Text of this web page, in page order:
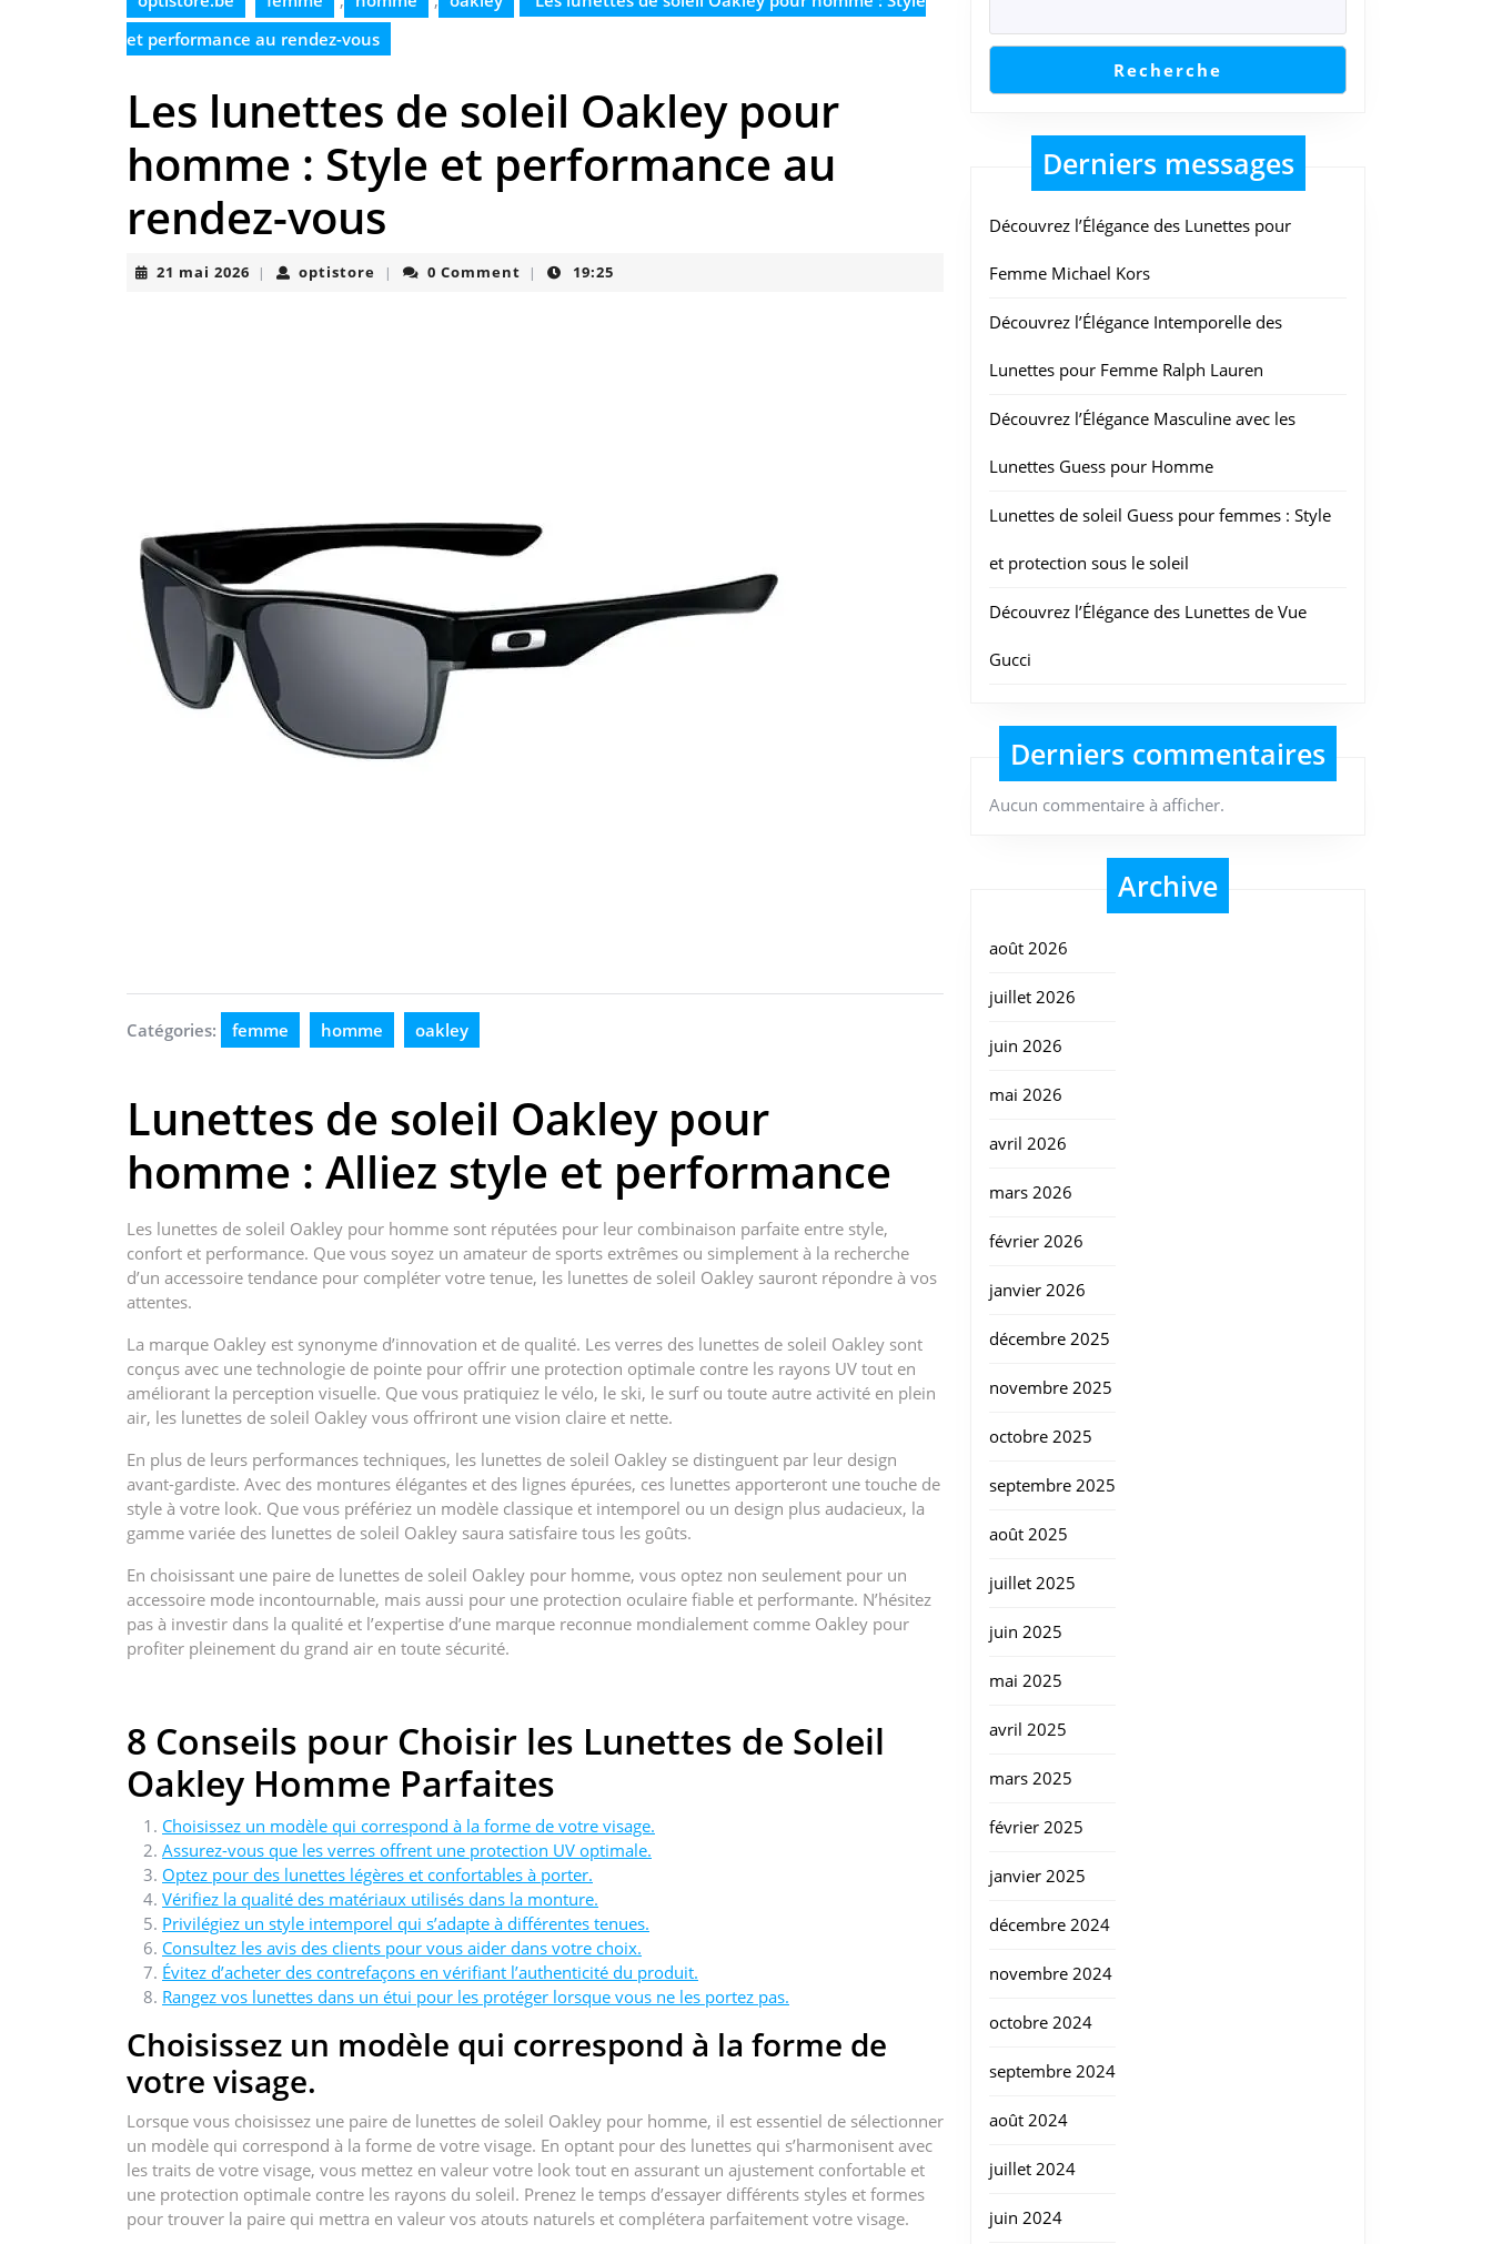
et performance au rendez-vous
Les lunettes de soleil Oakley pour
homme : Style et performance au
rendez-vous
21 mai 2026 21| optistore optistore
| 0 Comment | 19:25
Catégories: femme homme oakley
Lunettes de soleil Oakley pour
homme : Alliez style et performance
Les lunettes de soleil Oakley pour homme sont réputées pour leur combinaison parfaite entre style,
confort et performance. Que vous soyez un amateur de sports extrêmes ou simplement à la recherche
d’un accessoire tendance pour compléter votre tenue, les lunettes de soleil Oakley sauront répondre à vos
attentes.
La marque Oakley est synonyme d’innovation et de qualité. Les verres des lunettes de soleil Oakley sont
conçus avec une technologie de pointe pour offrir une protection optimale contre les rayons UV tout en
améliorant la perception visuelle. Que vous pratiquiez le vélo, le ski, le surf ou toute autre activité en plein
air, les lunettes de soleil Oakley vous offriront une vision claire et nette.
En plus de leurs performances techniques, les lunettes de soleil Oakley se distinguent par leur design
avant-gardiste. Avec des montures élégantes et des lignes épurées, ces lunettes apporteront une touche de
style à votre look. Que vous préfériez un modèle classique et intemporel ou un design plus audacieux, la
gamme variée des lunettes de soleil Oakley saura satisfaire tous les goûts.
En choisissant une paire de lunettes de soleil Oakley pour homme, vous optez non seulement pour un
accessoire mode incontournable, mais aussi pour une protection oculaire fiable et performante. N’hésitez
pas à investir dans la qualité et l’expertise d’une marque reconnue mondialement comme Oakley pour
profiter pleinement du grand air en toute sécurité.
8 Conseils pour Choisir les Lunettes de Soleil
Oakley Homme Parfaites
Choisissez un modèle qui correspond à la forme de votre visage.
Assurez-vous que les verres offrent une protection UV optimale.
Optez pour des lunettes légères et confortables à porter.
Vérifiez la qualité des matériaux utilisés dans la monture.
Privilégiez un style intemporel qui s’adapte à différentes tenues.
Consultez les avis des clients pour vous aider dans votre choix.
Évitez d’acheter des contrefaçons en vérifiant l’authenticité du produit.
Rangez vos lunettes dans un étui pour les protéger lorsque vous ne les portez pas.
Choisissez un modèle qui correspond à la forme de
votre visage.
Lorsque vous choisissez une paire de lunettes de soleil Oakley pour homme, il est essentiel de sélectionner
un modèle qui correspond à la forme de votre visage. En optant pour des lunettes qui s’harmonisent avec
les traits de votre visage, vous mettez en valeur votre look tout en assurant un ajustement confortable et
une protection optimale contre les rayons du soleil. Prenez le temps d’essayer différents styles et formes
pour trouver la paire qui mettra en valeur vos atouts naturels et complétera parfaitement votre visage.
Recherche
Derniers messages
Découvrez l’Élégance des Lunettes pour
Femme Michael Kors
Découvrez l’Élégance Intemporelle des
Lunettes pour Femme Ralph Lauren
Découvrez l’Élégance Masculine avec les
Lunettes Guess pour Homme
Lunettes de soleil Guess pour femmes : Style
et protection sous le soleil
Découvrez l’Élégance des Lunettes de Vue
Gucci
Derniers commentaires
Aucun commentaire à afficher.
Archive
août 2026
juillet 2026
juin 2026
mai 2026
avril 2026
mars 2026
février 2026
janvier 2026
décembre 2025
novembre 2025
octobre 2025
septembre 2025
août 2025
juillet 2025
juin 2025
mai 2025
avril 2025
mars 2025
février 2025
janvier 2025
décembre 2024
novembre 2024
octobre 2024
septembre 2024
août 2024
juillet 2024
juin 2024